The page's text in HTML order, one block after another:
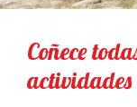
Coñece